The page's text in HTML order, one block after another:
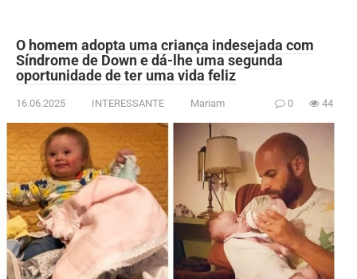
O homem adopta uma criança indesejada com
Síndrome de Down e dá-lhe uma segunda
oportunidade de ter uma vida feliz
16.06.2025 INTERESSANTE Mariam 0 44